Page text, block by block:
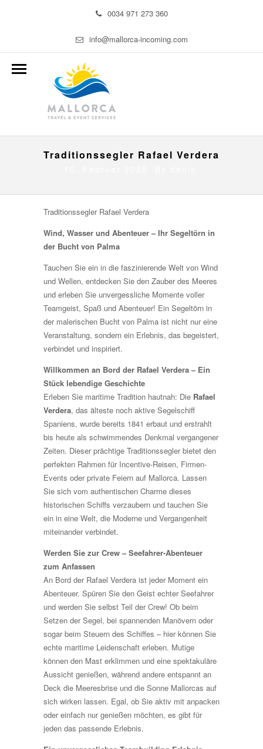
0034 971 273 360
info@mallorca-incoming.com
Traditionssegler Rafael Verdera
Traditionssegler Rafael Verdera
Wind, Wasser und Abenteuer – Ihr Segeltörn in
der Bucht von Palma
Tauchen Sie ein in die faszinierende Welt von Wind
und Wellen, entdecken Sie den Zauber des Meeres
und erleben Sie unvergessliche Momente voller
Teamgeist, Spaß und Abenteuer! Ein Segeltörn in
der malerischen Bucht von Palma ist nicht nur eine
Veranstaltung, sondern ein Erlebnis, das begeistert,
verbindet und inspiriert.
Willkommen an Bord der Rafael Verdera – Ein
Stück lebendige Geschichte
Erleben Sie maritime Tradition hautnah: Die Rafael
Verdera, das älteste noch aktive Segelschiff
Spaniens, wurde bereits 1841 erbaut und erstrahlt
bis heute als schwimmendes Denkmal vergangener
Zeiten. Dieser prächtige Traditionssegler bietet den
perfekten Rahmen für Incentive-Reisen, Firmen-
Events oder private Feiern auf Mallorca. Lassen
Sie sich vom authentischen Charme dieses
historischen Schiffs verzaubern und tauchen Sie
ein in eine Welt, die Moderne und Vergangenheit
miteinander verbindet.
Werden Sie zur Crew – Seefahrer-Abenteuer
zum Anfassen
An Bord der Rafael Verdera ist jeder Moment ein
Abenteuer. Spüren Sie den Geist echter Seefahrer
und werden Sie selbst Teil der Crew! Ob beim
Setzen der Segel, bei spannenden Manövern oder
sogar beim Steuern des Schiffes – hier können Sie
echte maritime Leidenschaft erleben. Mutige
können den Mast erklimmen und eine spektakuläre
Aussicht genießen, während andere entspannt an
Deck die Meeresbrise und die Sonne Mallorcas auf
sich wirken lassen. Egal, ob Sie aktiv mit anpacken
oder einfach nur genießen möchten, es gibt für
jeden das passende Erlebnis.